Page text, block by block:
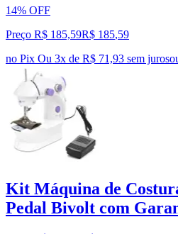
14% OFF
Preço R$ 185,59R$ 185,59
no Pix Ou 3x de R$ 71,93 sem juros
Kit Máquina de
Pedal Bivolt com